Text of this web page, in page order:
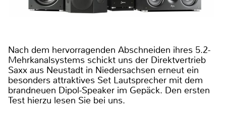
Nach dem hervorragenden Abschneiden ihres 5.2-
Mehrkanalsystems schickt uns der Direktvertrieb
Saxx aus Neustadt in Niedersachsen erneut ein
besonders attraktives Set Lautsprecher mit dem
brandneuen Dipol-Speaker im Gepäck. Den ersten
Test hierzu lesen Sie bei uns.